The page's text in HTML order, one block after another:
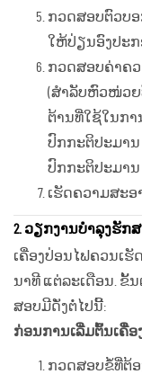
ກວດສອບຕົວບ
ໃຫ້ປ່ຽນອົງປະ
ກວດສອບຄ່າຄ
(ສຳລັບຫົວໜ່ວຍ
ຕ້ານທີ່ໃຊ້ໃນກາ
ປົກກະຕິປະມານ
ປົກກະຕິປະມານ
ເຮັດຄວາມສະອ
2. ວຽກງານບໍາລຸງຮັກ
ເຄື່ອງປ່ອນໄຟຄວນເ
ນາທີ ແຕ່ລະເດືອນ. ຂັ້
ສອບມີດັ່ງຕໍ່ໄປນີ້:
ກ່ອນການເລີ່ມຕົ້ນເຄື່ອ
ກວດສອບຂໍ້ທີ່ຕ້ອ